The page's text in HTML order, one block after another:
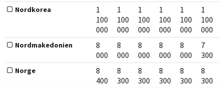
Nordkorea
1
100
000
1
100
000
1
100
000
1
100
000
1
100
000
1
100
000
Nordmakedonien
8
000
8
000
8
000
8
000
8
000
7
300
Norge
8
400
8
300
8
300
8
300
8
300
8
300